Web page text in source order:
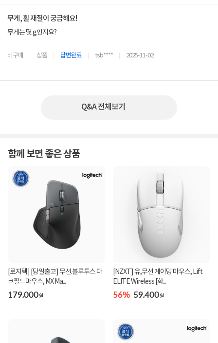
무게, 휠 재질이 궁금해요!
무게는 몇 g인지요?
비구매 상품 답변완료 tsb**** 2025-11-02
Q&A 전체보기
함께 보면 좋은 상품
[로지텍] [당일출고] 무선.블루투스 다
크필드마우스, MX Ma...
179,000원
[NZXT] 유,무선 게이밍 마우스, Lift
ELITE Wireless [화...
56% 59,400원